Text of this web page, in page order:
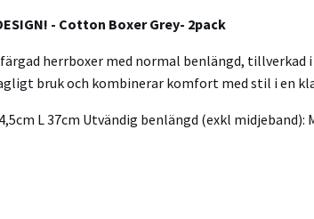
- Cotton Boxer Grey- 2pack
herrboxer med normal benlängd,
bruk och kombinerar komfort med stil i en
L 37cm Utvändig benlängd (exkl midjeband):